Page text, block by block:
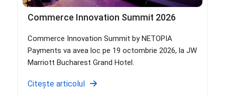
Commerce Innovation Summit 2026
Commerce Innovation Summit by NETOPIA
Payments va avea loc pe 19 octombrie 2026, la JW
Marriott Bucharest Grand Hotel.
Citește articolul